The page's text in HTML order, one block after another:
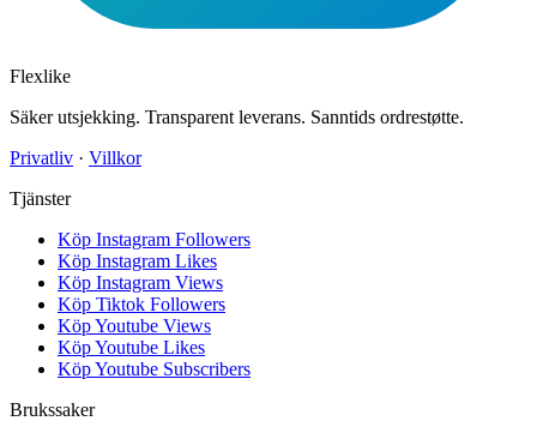
Flexlike
Säker utsjekking. Transparent leverans. Sanntids ordrestøtte.
Privatliv · Villkor
Tjänster
Köp Instagram Followers
Köp Instagram Likes
Köp Instagram Views
Köp Tiktok Followers
Köp Youtube Views
Köp Youtube Likes
Köp Youtube Subscribers
Brukssaker